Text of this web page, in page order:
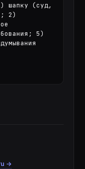
шапку (суд,
2)
5)
→